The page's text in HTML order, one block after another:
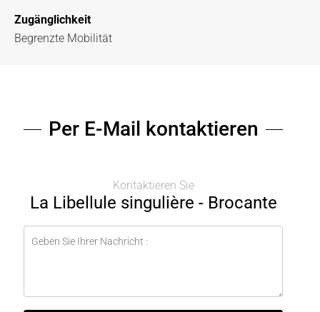
Zugänglichkeit
Begrenzte Mobilität
Per E-Mail kontaktieren
Kontaktieren Sie
La Libellule singulière - Brocante